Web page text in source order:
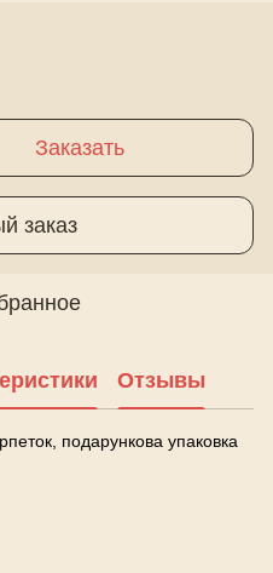
Заказать
заказ
Отзывы
подарункова упаковка